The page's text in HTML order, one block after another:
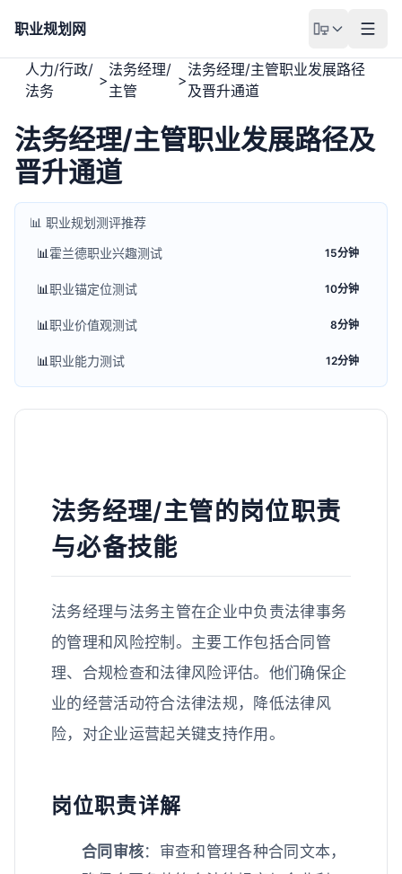
职业规划网
人力/行政/
法务
>
法务经理/
主管
>
法务经理/主管职业发展路径
及晋升通道
法务经理/主管职业发展路径及
晋升通道
📊 职业规划测评推荐
📊 霍兰德职业兴趣测试 15分钟
📊职业锚定位测试 10分钟
📊职业价值观测试 8分钟
📊职业能力测试 12分钟
法务经理/主管的岗位职责
与必备技能
法务经理与法务主管在企业中负责法律事务
的管理和风险控制。主要工作包括合同管
理、合规检查和法律风险评估。他们确保企
业的经营活动符合法律法规，降低法律风
险，对企业运营起关键支持作用。
岗位职责详解
合同审核：审查和管理各种合同文本，